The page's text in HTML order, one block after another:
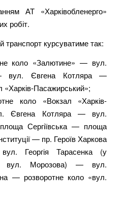
АТ «Харківобленерго»
робіт.
транспорт курсуватиме так:
коло «Залютине» — вул.
вул. Євгена Котляра —
«Харків-Пасажирський»;
коло «Вокзал «Харків-
Євгена Котляра — вул.
Сергіївська — площа
— пр. Героїв Харкова
Георгія Тарасенка (у
вул. Морозова) — вул.
— розворотне коло «вул.